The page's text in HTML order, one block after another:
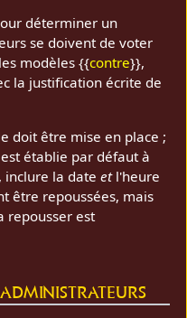
déterminer un
se doivent de voter
modèles {{contre}},
la justification écrite de
doit être mise en place ;
établie par défaut à
inclure la dateetl'heure
être repoussées, mais
repousser est